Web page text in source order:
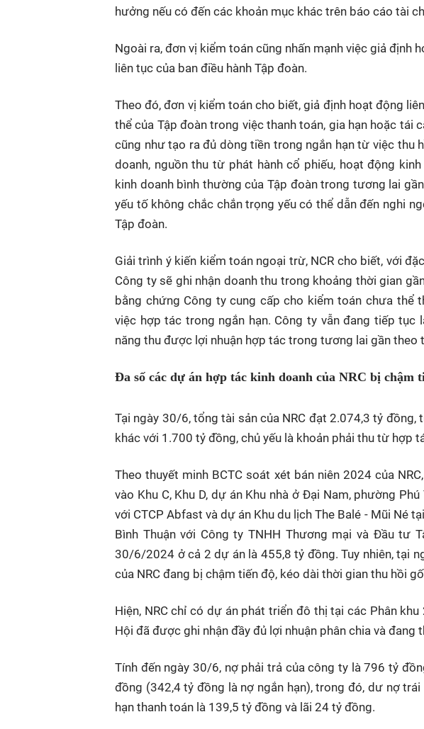
hưởng nếu có đến các khoản mục khác trên báo cáo tài
Ngoài ra, đơn vị kiểm toán cũng nhấn mạnh việc giả định
liên tục của ban điều hành Tập đoàn.
Theo đó, đơn vị kiểm toán cho biết, giả định hoạt động
thể của Tập đoàn trong việc thanh toán, gia hạn hoặc tái
cũng như tạo ra đủ dòng tiền trong ngắn hạn từ việc thu
doanh, nguồn thu từ phát hành cổ phiếu, hoạt động
kinh doanh bình thường của Tập đoàn trong tương lai
yếu tố không chắc chắn trọng yếu có thể dẫn đến nghi
Tập đoàn.
Giải trình ý kiến kiểm toán ngoại trừ, NCR cho biết, với
Công ty sẽ ghi nhận doanh thu trong khoảng thời gian
bằng chứng Công ty cung cấp cho kiểm toán chưa thể
việc hợp tác trong ngắn hạn. Công ty vẫn đang tiếp
năng thu được lợi nhuận hợp tác trong tương lai gần theo
Đa số các dự án hợp tác kinh doanh của NRC bị chậm
Tại ngày 30/6, tổng tài sản của NRC đạt 2.074,3 tỷ
khác với 1.700 tỷ đồng, chủ yếu là khoản phải thu từ hợp
Theo thuyết minh BCTC soát xét bán niên 2024 của
vào Khu C, Khu D, dự án Khu nhà ở Đại Nam, phường
với CTCP Abfast và dự án Khu du lịch The Balé - Mũi Né
Bình Thuận với Công ty TNHH Thương mại và Đầu tư
30/6/2024 ở cả 2 dự án là 455,8 tỷ đồng. Tuy nhiên, tại
của NRC đang bị chậm tiến độ, kéo dài thời gian thu hồi
Hiện, NRC chỉ có dự án phát triển đô thị tại các Phân
Hội đã được ghi nhận đầy đủ lợi nhuận phân chia và đang
Tính đến ngày 30/6, nợ phải trả của công ty là 796 tỷ
đồng (342,4 tỷ đồng là nợ ngắn hạn), trong đó, dư nợ
hạn thanh toán là 139,5 tỷ đồng và lãi 24 tỷ đồng.